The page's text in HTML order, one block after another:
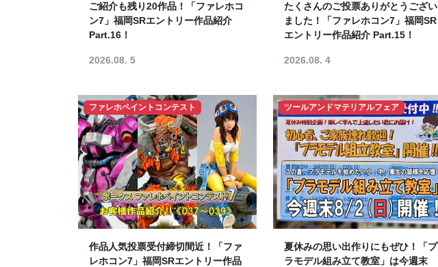
ご紹介も残り20作品！「ファレホコ
ン7」福岡SRエントリー作品紹介
Part.16！
2026.08. 5
たくさんのご投票ありがとうござい
ました！「ファレホコン7」福岡SR
エントリー作品紹介 Part.15！
2026.08. 4
ファレホペイントコンテスト
作品人気投票受付締切間近！「ファ
レホコン7」福岡SRエントリー作品
ツールアンドマテリアルフェア
夏休みの思い出作りにもぜひ！「プ
ラモデル組み立て教室」は今週末